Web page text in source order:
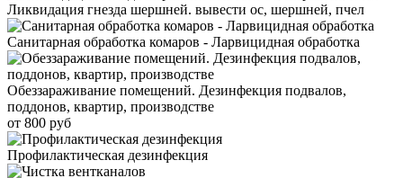
Ликвидация гнезда шершней. вывести ос, шершней, пчел
Санитарная обработка комаров - Ларвицидная обработка
Обеззараживание помещений. Дезинфекция подвалов,
поддонов, квартир, производстве
от 800 руб
Профилактическая дезинфекция